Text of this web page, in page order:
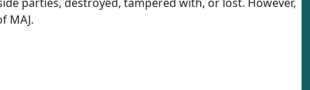
MAJ.